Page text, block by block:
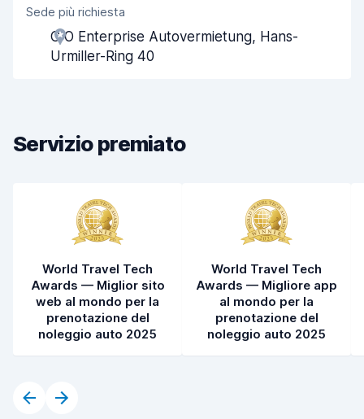
Gentilezza degli agenti
Rapidità del ritiro
Condizioni dell'auto
Sede più richiesta
C O Enterprise Autovermietung, Hans-
Urmiller-Ring 40
Servizio premiato
World Travel Tech
Awards — Miglior sito
web al mondo per la
prenotazione del
noleggio auto 2025
World Travel Tech
Awards — Migliore app
al mondo per la
prenotazione del
noleggio auto 2025